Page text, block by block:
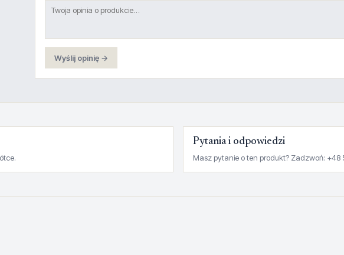
Wyślij opinię →
Pytania i odpowiedzi
Masz pytanie o ten produkt? Zadzwoń: +48